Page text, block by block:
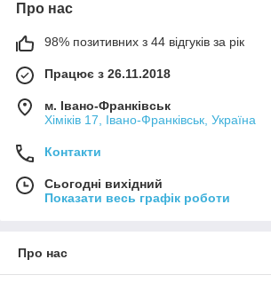
Про нас
98% позитивних з 44 відгуків за рік
Працює з 26.11.2018
м. Івано-Франківськ
Хіміків 17, Івано-Франківськ, Україна
Контакти
Сьогодні вихідний
Показати весь графік роботи
Про нас